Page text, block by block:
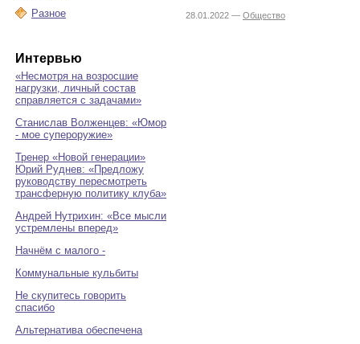
Разное
Интервью
«Несмотря на возросшие
нагрузки, личный состав
справляется с задачами»
Станислав Волженцев: «Юмор
- мое супероружие»
Тренер «Новой генерации»
Юрий Руднев: «Предложу
руководству пересмотреть
трансферную политику клуба»
Андрей Нутрихин: «Все мысли
устремлены вперед»
Начнём с малого -
Коммунальные кульбиты
Не скупитесь говорить
спасибо
Альтернатива обеспечена
28.01.2022 — Общество